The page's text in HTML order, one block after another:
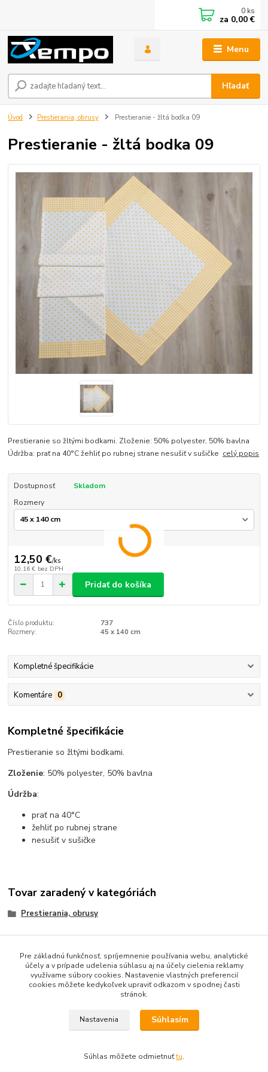
Menu
Hľadať
0 ks
za 0,00 €
Úvod Prestierania, obrusy Prestieranie - žltá bodka 09
Prestieranie - žltá bodka 09
Prestieranie so žltými bodkami. Zloženie: 50% polyester, 50% bavlna
Údržba: prať na 40°C žehliť po rubnej strane nesušiť v sušičke celý popis
Dostupnosť
Skladom
Rozmery
12,50 €/ks
10,16 € bez DPH
Pridať do košíka
Číslo produktu:
737
Rozmery:
45 x 140 cm
Kompletné špecifikácie
Komentáre 0
Kompletné špecifikácie
Prestieranie so žltými bodkami.
Zloženie: 50% polyester, 50% bavlna
Údržba:
prať na 40°C
žehliť po rubnej strane
nesušiť v sušičke
Tovar zaradený v kategóriách
Prestierania, obrusy
Obsah webovej stránky je možné používať len so súhlasom
majiteľa.
Ochrana osobných údajov
Pre základnú funkčnosť, spríjemnenie používania webu, analytické
účely a v prípade udelenia súhlasu aj na účely cielenia reklamy
využívame súbory cookies. Nastavenie vlastných preferencií
cookies môžete kedykoľvek upraviť odkazom v spodnej časti
stránok.
Nastavenia Súhlasím
Súhlas môžete odmietnuťtu.